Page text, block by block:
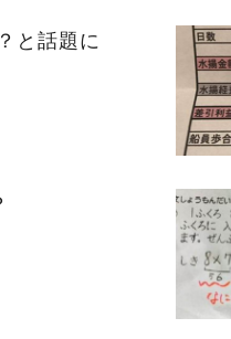
と話題に